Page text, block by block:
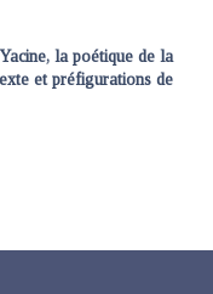
la poétique de la
et préfigurations de